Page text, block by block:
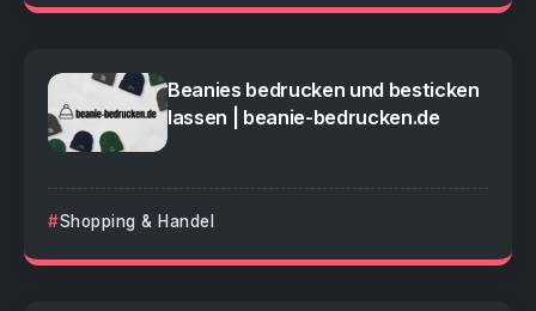
Beanies bedrucken und besticken
lassen | beanie-bedrucken.de
Shopping & Handel